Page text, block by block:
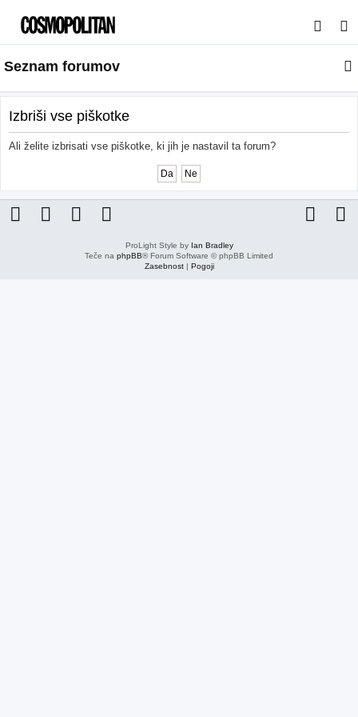
s
a
j
Seznam forumov
Izbriši vse piškotke
Ali želite izbrisati vse piškotke, ki jih je nastavil ta forum?
ProLight Style by Ian Bradley
Teče na phpBB® Forum Software © phpBB Limited
Zasebnost| Pogoji